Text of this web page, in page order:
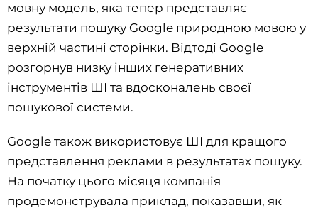
мовну модель, яка тепер представляє
результати пошуку Google природною мовою у
верхній частині сторінки. Відтоді Google
розгорнув низку інших генеративних
інструментів ШІ та вдосконалень своєї
пошукової системи.
Google також використовує ШІ для кращого
представлення реклами в результатах пошуку.
На початку цього місяця компанія
продемонструвала приклад, показавши, як